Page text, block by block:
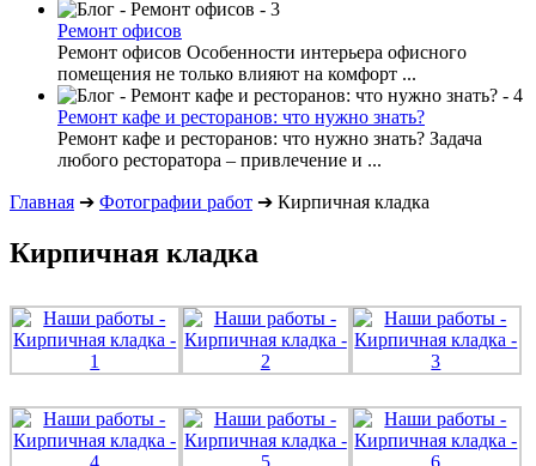
Ремонт офисов
Ремонт офисов Особенности интерьера офисного
помещения не только влияют на комфорт ...
Ремонт кафе и ресторанов: что нужно знать?
Ремонт кафе и ресторанов: что нужно знать? Задача
любого ресторатора – привлечение и ...
Главная ➔ Фотографии работ ➔ Кирпичная кладка
Кирпичная кладка